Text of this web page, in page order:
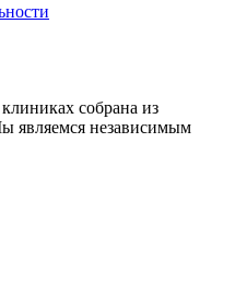
собрана из
являемся независимым